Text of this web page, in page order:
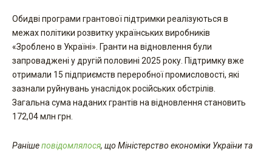
Обидві програми грантової підтримки реалізуються в
межах політики розвитку українських виробників
«Зроблено в Україні». Гранти на відновлення були
запроваджені у другій половині 2025 року. Підтримку вже
отримали 15 підприємств переробної промисловості, які
зазнали руйнувань унаслідок російських обстрілів.
Загальна сума наданих грантів на відновлення становить
172,04 млн грн.
Ранішеповідомлялося, що Міністерство економіки України та